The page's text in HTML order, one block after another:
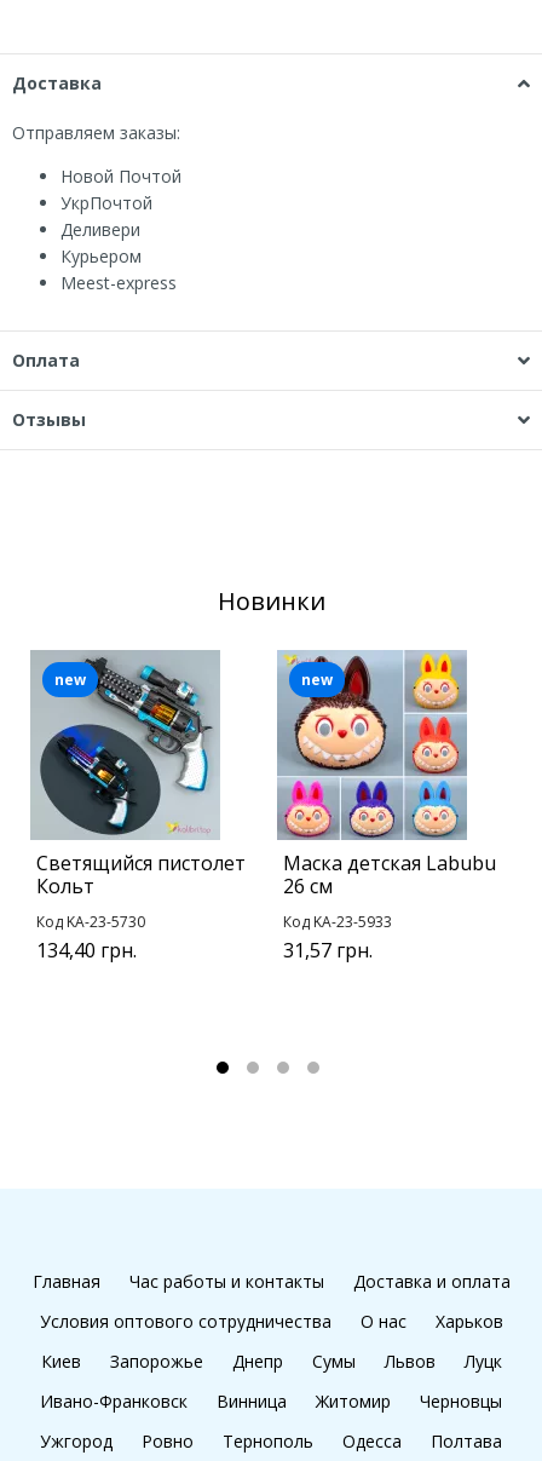
Доставка
Отправляем заказы:
Новой Почтой
УкрПочтой
Деливери
Курьером
Мeest-express
Оплата
Отзывы
Новинки
Светящийся пистолет
Кольт
Код KA-23-5730
134,40 грн.
new
Маска детская Labubu
26 см
Код KA-23-5933
31,57 грн.
new
Главная Час работы и контакты
Доставка и оплата
Условия оптового сотрудничества
О нас
Харьков
Киев
Запорожье Днепр Сумы Львов
Луцк
Ивано-Франковск
Винница Житомир
Черновцы
Ужгород
Ровно Тернополь Одесса Полтава